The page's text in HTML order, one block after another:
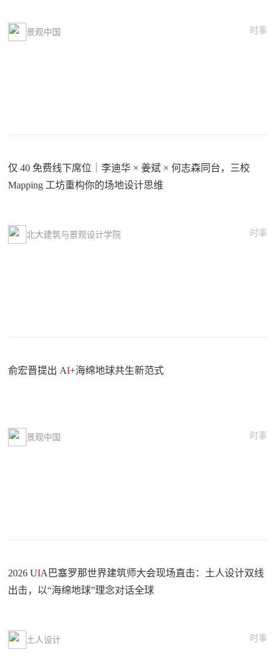
景观中国 时事
仅 40 免费线下席位｜李迪华 × 姜斌 × 何志森同台，三校
Mapping 工坊重构你的场地设计思维
北大建筑与景观设计学院 时事
俞宏晋提出 AI+海绵地球共生新范式
景观中国 时事
2026 UIA巴塞罗那世界建筑师大会现场直击：土人设计双线
出击，以“海绵地球”理念对话全球
土人设计 时事